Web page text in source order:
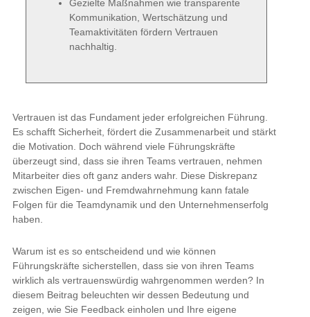
nachhaltig.
Vertrauen ist das Fundament jeder erfolgreichen Führung. Es
Motivation. Doch während viele Führungskräfte überzeugt sind,
dass sie ihren Teams vertrauen, nehmen Mitarbeiter dies oft
ganz anders wahr. Diese Diskrepanz zwischen Eigen- und
Fremdwahrnehmung kann fatale Folgen für die Teamdynamik
und den Unternehmenserfolg haben.
Warum ist es so entscheidend und wie können Führungskräfte
sicherstellen, dass sie von ihren Teams wirklich als
beleuchten wir dessen Bedeutung und zeigen, wie Sie Feedback
einholen und Ihre eigene Vertrauenswürdigkeit reflektieren
können.